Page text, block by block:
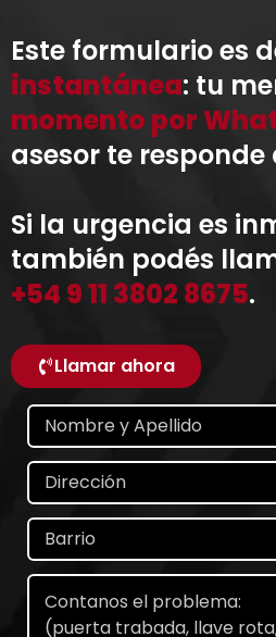
Este formulario es
instantánea: tu
momento por
asesor te
Si la urgencia es
también podés
+54 9 11 3802 8675.
Llamar ahora